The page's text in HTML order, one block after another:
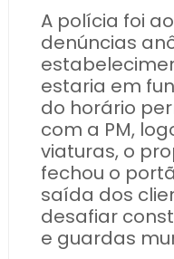
A polícia foi
denúncias
estaria em
do horário
com a PM,
viaturas, o
fechou o
saída dos
desafiar
e guardas